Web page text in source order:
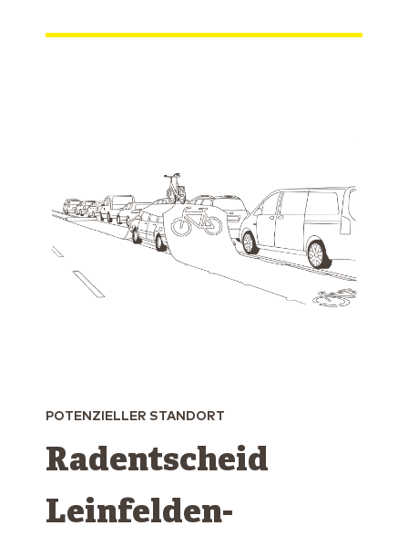
POTENZIELLER STANDORT
Radentscheid
Leinfelden-